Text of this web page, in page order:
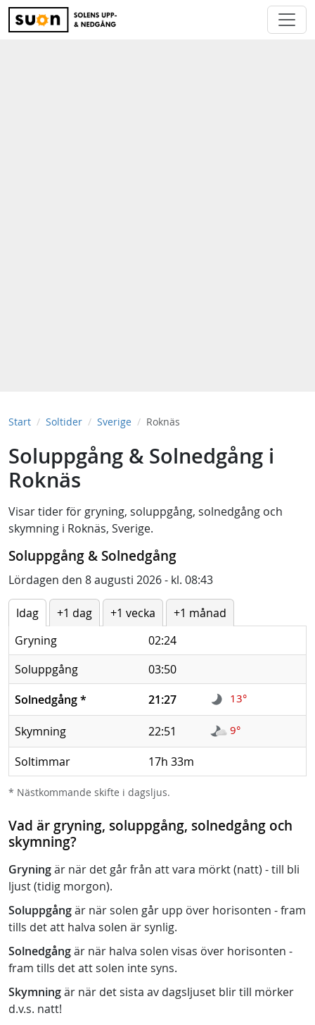
Start Soltider Sverige Roknäs
Soluppgång & Solnedgång i
Roknäs
Visar tider för gryning, soluppgång, solnedgång och
skymning i Roknäs, Sverige.
Soluppgång & Solnedgång
Lördagen den 8 augusti 2026 - kl. 08:43
Idag +1 dag +1 vecka
+1 månad
Gryning
02:24
Soluppgång
03:50
Solnedgång* 21:27 13°
Skymning 22:51 9°
Soltimmar 17h 33m
* Nästkommande skifte i dagsljus.
Vad är gryning, soluppgång, solnedgång och
skymning?
Gryningär när det går från att vara mörkt (natt) - till bli
ljust (tidig morgon).
Soluppgångär när solen går upp över horisonten - fram
tills det att halva solen är synlig.
Solnedgångär när halva solen visas över horisonten -
fram tills det att solen inte syns.
Skymningär när det sista av dagsljuset blir till mörker
d.v.s. natt!